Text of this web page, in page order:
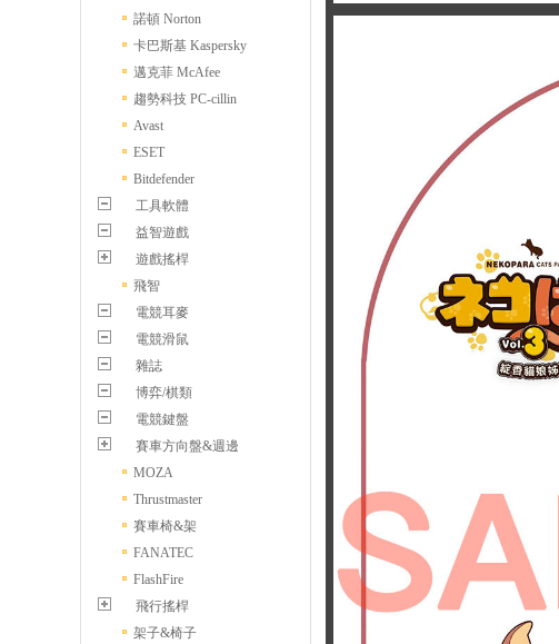
諾頓 Norton
卡巴斯基 Kaspersky
邁克菲 McAfee
趨勢科技 PC-cillin
Avast
ESET
Bitdefender
工具軟體
益智遊戲
遊戲搖桿
飛智
電競耳麥
電競滑鼠
雜誌
博弈/棋類
電競鍵盤
賽車方向盤&週邊
MOZA
Thrustmaster
賽車椅&架
FANATEC
FlashFire
飛行搖桿
架子&椅子